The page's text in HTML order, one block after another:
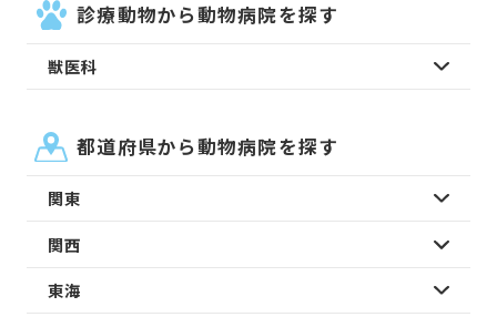
診療動物から動物病院を探す
獣医科
都道府県から動物病院を探す
関東
関西
東海